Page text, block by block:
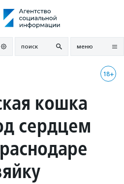
поиск меню
18+
кошка
сердцем